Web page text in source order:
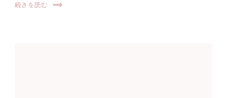
続きを読む